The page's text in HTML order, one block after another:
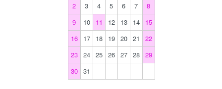
2 3 4 5 6 7
8
9
10 11 12 13 14
15
16
17 18 19 20 21
22
23
24 25 26 27 28
29
30
31